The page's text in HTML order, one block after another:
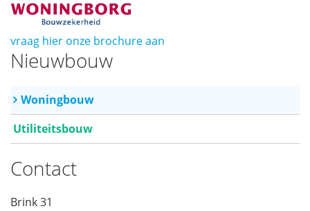
vraag hier onze brochure aan
Nieuwbouw
Woningbouw
Utiliteitsbouw
Contact
Brink 31